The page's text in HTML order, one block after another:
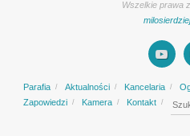
Wszelkie prawa
Parafia Aktualności Kancelaria
Zapowiedzi
Kamera Kontakt